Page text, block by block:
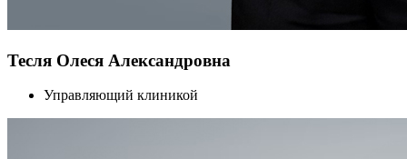
Тесля Олеся Александровна
Управляющий клиникой